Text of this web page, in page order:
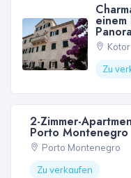
Kotor
Zu
2-Zimmer-
Porto Montenegro
Porto Montenegro
Zu verkaufen